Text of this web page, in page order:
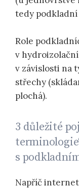
tedy podkladní
Role
v
v závislosti na
střechy
plochá).
3 důležité
s
Napříč